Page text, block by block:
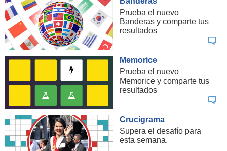
Prueba el nuevo
Banderas y comparte tus
resultados
Memorice
Prueba el nuevo
Memorice y comparte tus
resultados
Crucigrama
Supera el desafío para
esta semana.